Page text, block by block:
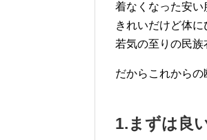
着なくなった安
きれいだけど体
若気の至りの民族
だからこれからの
1.まずは良